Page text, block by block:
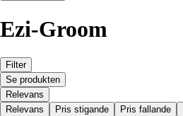
Ezi-Groom
Filter
Se produkten
Relevans
Relevans
Pris stigande Pris fallande